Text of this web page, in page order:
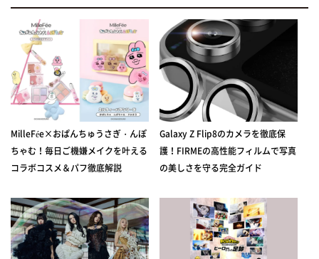
MilleFée×おぱんちゅうさぎ・んぽ
ちゃむ！毎日ご機嫌メイクを叶える
コラボコスメ＆パフ徹底解説
Galaxy Z Flip8のカメラを徹底保
護！FIRMEの高性能フィルムで写真
の美しさを守る完全ガイド